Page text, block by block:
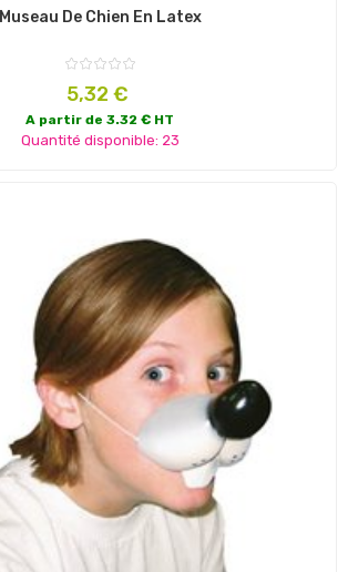
Museau De Chien En Latex
Prix
5,32 €
A partir de 3.32 € HT
Quantité disponible: 23